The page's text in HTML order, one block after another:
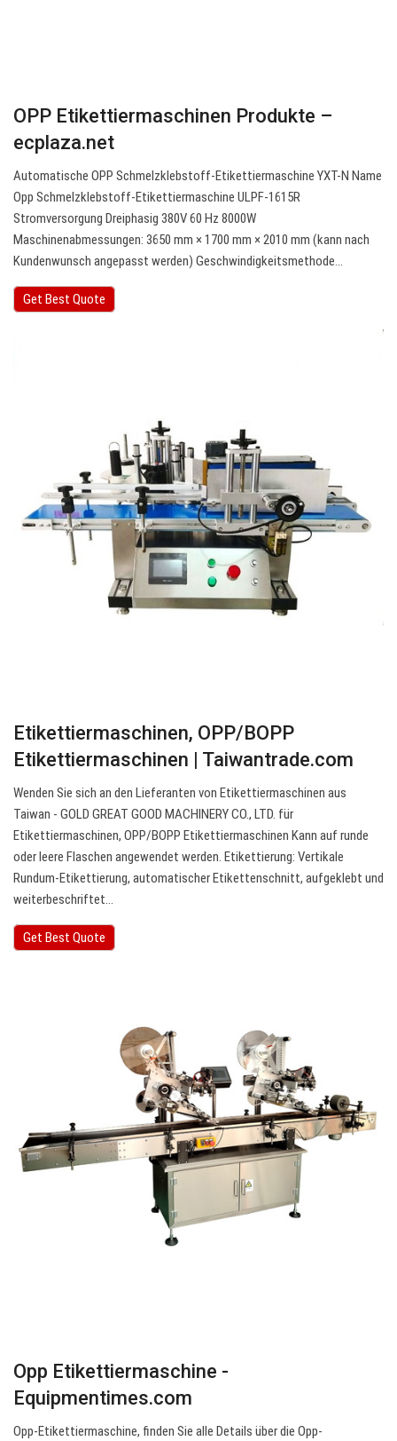
OPP Etikettiermaschinen Produkte –
ecplaza.net
Automatische OPP Schmelzklebstoff-Etikettiermaschine YXT-N Name
Opp Schmelzklebstoff-Etikettiermaschine ULPF-1615R
Stromversorgung Dreiphasig 380V 60 Hz 8000W
Maschinenabmessungen: 3650 mm × 1700 mm × 2010 mm (kann nach
Kundenwunsch angepasst werden) Geschwindigkeitsmethode…
Get Best Quote
Etikettiermaschinen, OPP/BOPP
Etikettiermaschinen | Taiwantrade.com
Wenden Sie sich an den Lieferanten von Etikettiermaschinen aus
Taiwan - GOLD GREAT GOOD MACHINERY CO., LTD. für
Etikettiermaschinen, OPP/BOPP Etikettiermaschinen Kann auf runde
oder leere Flaschen angewendet werden. Etikettierung: Vertikale
Rundum-Etikettierung, automatischer Etikettenschnitt, aufgeklebt und
weiterbeschriftet…
Get Best Quote
Opp Etikettiermaschine -
Equipmentimes.com
Opp-Etikettiermaschine, finden Sie alle Details über die Opp-